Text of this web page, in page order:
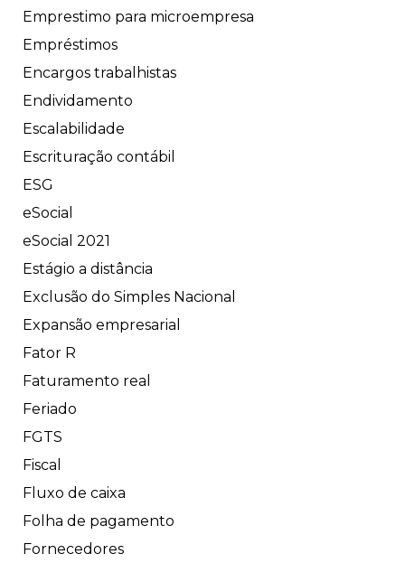
Emprestimo para microempresa
Empréstimos
Encargos trabalhistas
Endividamento
Escalabilidade
Escrituração contábil
ESG
eSocial
eSocial 2021
Estágio a distância
Exclusão do Simples Nacional
Expansão empresarial
Fator R
Faturamento real
Feriado
FGTS
Fiscal
Fluxo de caixa
Folha de pagamento
Fornecedores